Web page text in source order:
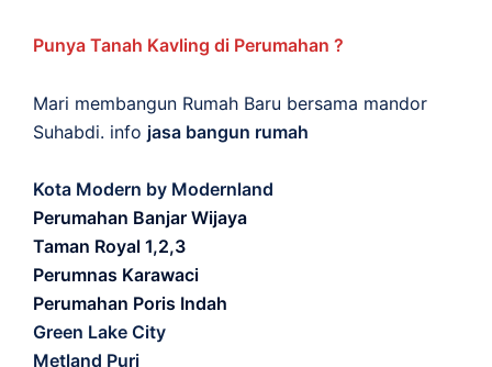
Punya Tanah Kavling di Perumahan ?
Mari membangun Rumah Baru bersama mandor
Suhabdi. info jasa bangun rumah
Kota Modern by Modernland
Perumahan Banjar Wijaya
Taman Royal 1,2,3
Perumnas Karawaci
Perumahan Poris Indah
Green Lake City
Metland Puri